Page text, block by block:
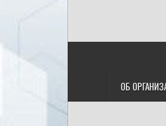
МБУ ДО "ЦДТ
ОБ